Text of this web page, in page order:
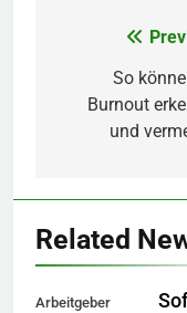
So
Burnout
und
Related
Arbeitgeber